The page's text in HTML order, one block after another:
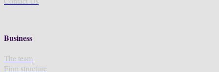
Business
The team
Firm structure